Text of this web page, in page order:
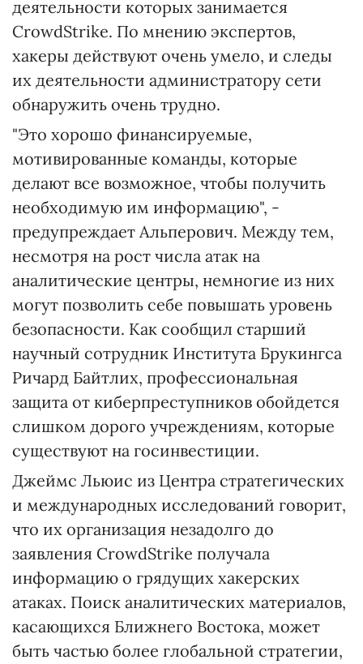
деятельности которых занимается
CrowdStrike. По мнению экспертов,
хакеры действуют очень умело, и следы
их деятельности администратору сети
обнаружить очень трудно.
"Это хорошо финансируемые,
мотивированные команды, которые
делают все возможное, чтобы получить
необходимую им информацию", -
предупреждает Альперович. Между тем,
несмотря на рост числа атак на
аналитические центры, немногие из них
могут позволить себе повышать уровень
безопасности. Как сообщил старший
научный сотрудник Института Брукингса
Ричард Байтлих, профессиональная
защита от киберпреступников обойдется
слишком дорого учреждениям, которые
существуют на госинвестиции.
Джеймс Льюис из Центра стратегических
и международных исследований говорит,
что их организация незадолго до
заявления CrowdStrike получала
информацию о грядущих хакерских
атаках. Поиск аналитических материалов,
касающихся Ближнего Востока, может
быть частью более глобальной стратегии,